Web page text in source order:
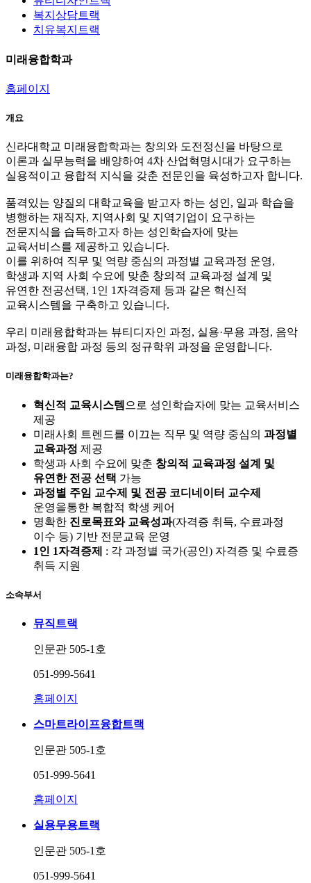
복지상담트랙
치유복지트랙
미래융합학과
홈페이지
개요
신라대학교 미래융합학과는 창의와 도전정신을 바탕으로
이론과 실무능력을 배양하여 4차 산업혁명시대가 요구하는
실용적이고 융합적 지식을 갖춘 전문인을 육성하고자 합니다.
품격있는 양질의 대학교육을 받고자 하는 성인, 일과 학습을
병행하는 재직자, 지역사회 및 지역기업이 요구하는
전문지식을 습득하고자 하는 성인학습자에 맞는
교육서비스를 제공하고 있습니다.
이를 위하여 직무 및 역량 중심의 과정별 교육과정 운영,
학생과 지역 사회 수요에 맞춘 창의적 교육과정 설계 및
유연한 전공선택, 1인 1자격증제 등과 같은 혁신적
교육시스템을 구축하고 있습니다.
우리 미래융합학과는 뷰티디자인 과정, 실용·무용 과정, 음악
과정, 미래융합 과정 등의 정규학위 과정을 운영합니다.
미래융합학과는?
혁신적 교육시스템 으로 성인학습자에 맞는 교육서비스
제공
미래사회 트렌드를 이끄는 직무 및 역량 중심의 과정별
교육과정 제공
학생과 사회 수요에 맞춘 창의적 교육과정 설계 및
유연한 전공 선택 가능
과정별 주임 교수제 및 전공 코디네이터 교수제
운영을통한 복합적 학생 케어
명확한 진로목표와 교육성과(자격증 취득, 수료과정
이수 등) 기반 전문교육 운영
1인 1자격증제
: 각 과정별 국가(공인) 자격증 및 수료증
취득 지원
소속부서
뮤직트랙
인문관 505-1호
051-999-5641
홈페이지
스마트라이프융합트랙
인문관 505-1호
051-999-5641
홈페이지
실용무용트랙
인문관 505-1호
051-999-5641